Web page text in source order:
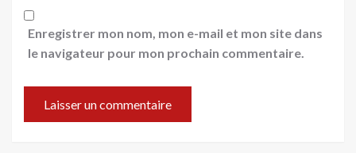
Enregistrer mon nom, mon e-mail et mon site dans
le navigateur pour mon prochain commentaire.